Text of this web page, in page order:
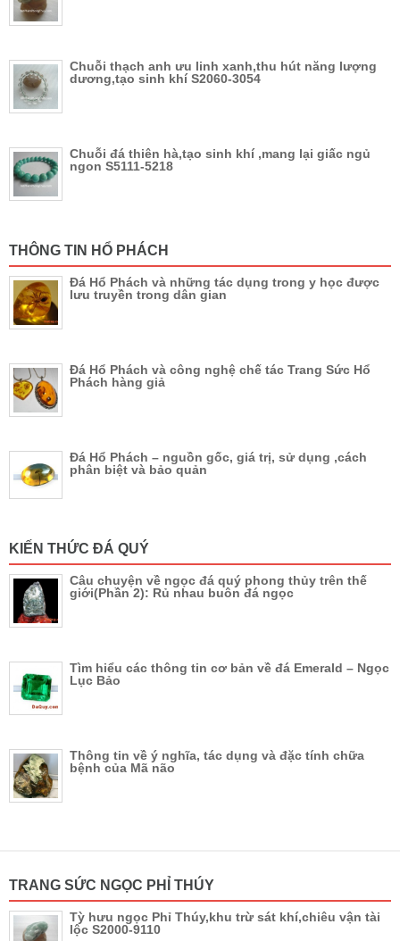
Chuỗi thạch anh ưu linh xanh,thu hút năng lượng
dương,tạo sinh khí S2060-3054
Chuỗi đá thiên hà,tạo sinh khí ,mang lại giấc ngủ
ngon S5111-5218
THÔNG TIN HỔ PHÁCH
Đá Hổ Phách và những tác dụng trong y học được
lưu truyền trong dân gian
Đá Hổ Phách và công nghệ chế tác Trang Sức Hổ
Phách hàng giả
Đá Hổ Phách – nguồn gốc, giá trị, sử dụng ,cách
phân biệt và bảo quản
KIẾN THỨC ĐÁ QUÝ
Câu chuyện về ngọc đá quý phong thủy trên thế
giới(Phần 2): Rủ nhau buôn đá ngọc
Tìm hiểu các thông tin cơ bản về đá Emerald – Ngọc
Lục Bảo
Thông tin về ý nghĩa, tác dụng và đặc tính chữa
bệnh của Mã não
TRANG SỨC NGỌC PHỈ THÚY
Tỳ hưu ngọc Phỉ Thúy,khu trừ sát khí,chiêu vận tài
lộc S2000-9110